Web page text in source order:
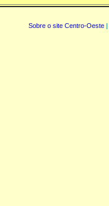
Sobre o site Centro-Oeste|